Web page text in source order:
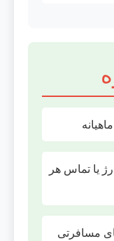
یا تماس هر
مسافرتی